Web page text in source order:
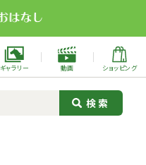
ギャラリー 動画 ショッピング